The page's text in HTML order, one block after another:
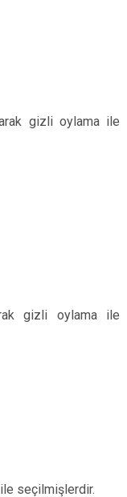
gizli oylama ile
gizli oylama ile
seçilmişlerdir.